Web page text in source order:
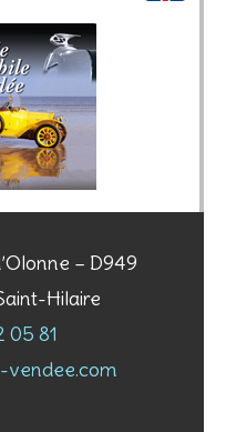
– D949
Hilaire
05 81